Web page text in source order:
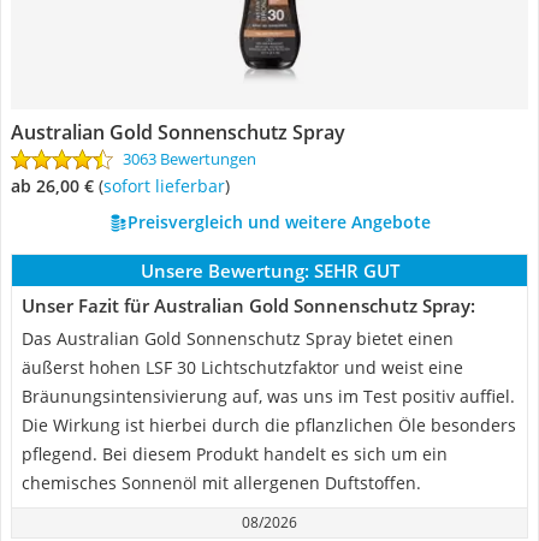
Australian Gold Sonnenschutz Spray
3063 Bewertungen
ab 26,00 € ( Sofort lieferbar)
Preisvergleich und weitere Angebote
Unsere Bewertung: SEHR GUT
Unser Fazit für Australian Gold Sonnenschutz Spray:
Das Australian Gold Sonnenschutz Spray bietet einen
äußerst hohen LSF 30 Lichtschutzfaktor und weist eine
Bräunungsintensivierung auf, was uns im Test positiv auffiel.
Die Wirkung ist hierbei durch die pflanzlichen Öle besonders
pflegend. Bei diesem Produkt handelt es sich um ein
chemisches Sonnenöl mit allergenen Duftstoffen.
08/2026